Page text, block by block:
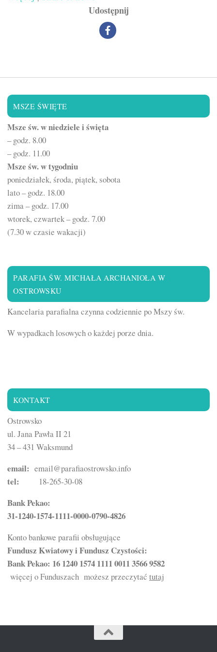
Udostępnij
MSZE ŚWIĘTE
Msze św. w niedziele i święta
– godz. 8.00
– godz. 11.00
Msze św. w tygodniu
poniedziałek, środa, piątek, sobota
lato – godz. 18.00
zima – godz. 17.00
wtorek, czwartek – godz. 7.00
(7.30 w czasie wakacji)
PARAFIA ŚW. MICHAŁA ARCHANIOŁA W
OSTROWSKU
Kancelaria parafialna czynna codziennie po Mszy św.
W wypadkach losowych o każdej porze dnia.
KONTAKT
Ostrowsko
ul. Jana Pawła II 21
34 – 431 Waksmund
email: email@parafiaostrowsko.info
tel: 18-265-30-08
Bank Pekao:
31-1240-1574-1111-0000-0790-4826
Konto bankowe parafii obsługujące
Fundusz Kwiatowy i Fundusz Czystości:
Bank Pekao: 16 1240 1574 1111 0011 3566 9582
więcej o Funduszach możesz przeczytać tutaj